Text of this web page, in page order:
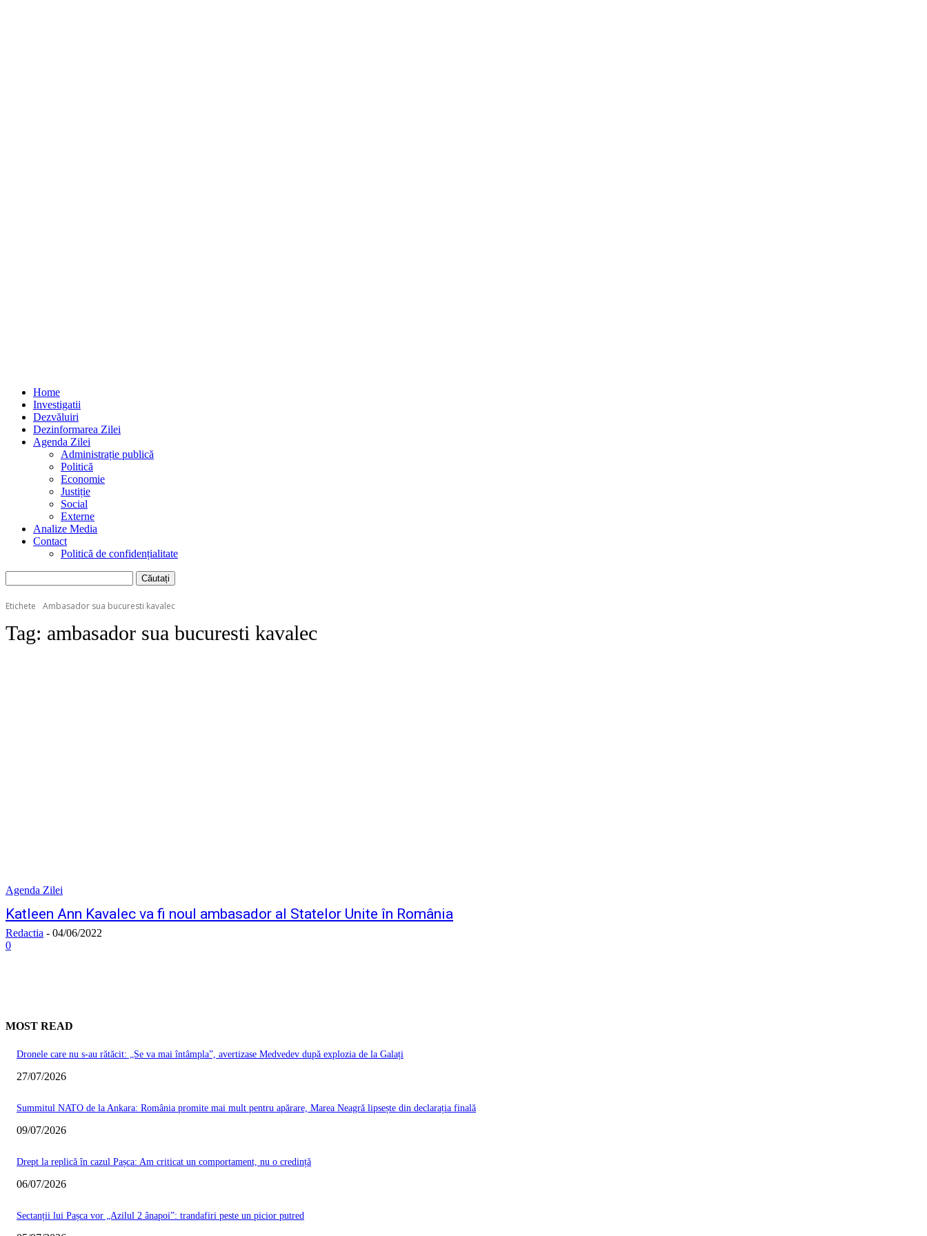
Home
Investigatii
Dezvăluiri
Dezinformarea Zilei
Agenda Zilei
Administrație publică
Politică
Economie
Justiție
Social
Externe
Analize Media
Contact
Politică de confidențialitate
Etichete Ambasador sua bucuresti kavalec
Tag: ambasador sua bucuresti kavalec
Agenda Zilei
Katleen Ann Kavalec va fi noul ambasador al Statelor Unite în România
Redactia - 04/06/2022
0
MOST READ
Dronele care nu s-au rătăcit: „Se va mai întâmpla”, avertizase Medvedev după explozia de la Galați
27/07/2026
Summitul NATO de la Ankara: România promite mai mult pentru apărare, Marea Neagră lipsește din declarația finală
09/07/2026
Drept la replică în cazul Pașca: Am criticat un comportament, nu o credință
06/07/2026
Sectanții lui Pașca vor „Azilul 2 ânapoi”: trandafiri peste un picior putred